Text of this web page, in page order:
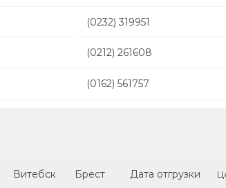
(0232) 319951
(0212) 261608
(0162) 561757
Витебск Брест Дата отгрузки